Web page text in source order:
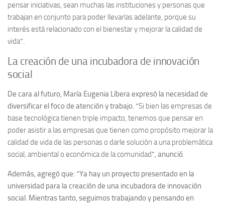
pensar iniciativas, sean muchas las instituciones y personas que
trabajan en conjunto para poder llevarlas adelante, porque su
interés está relacionado con el bienestar y mejorar la calidad de
vida”.
La creación de una incubadora de innovación
social
De cara al futuro, María Eugenia Líbera expresó la necesidad de
diversificar el foco de atención y trabajo. “Si bien las empresas de
base tecnológica tienen triple impacto, tenemos que pensar en
poder asistir a las empresas que tienen como propósito mejorar la
calidad de vida de las personas o darle solución a una problemática
social, ambiental o económica de la comunidad”, anunció.
Además, agregó que: “Ya hay un proyecto presentado en la
universidad para la creación de una incubadora de innovación
social. Mientras tanto, seguimos trabajando y pensando en